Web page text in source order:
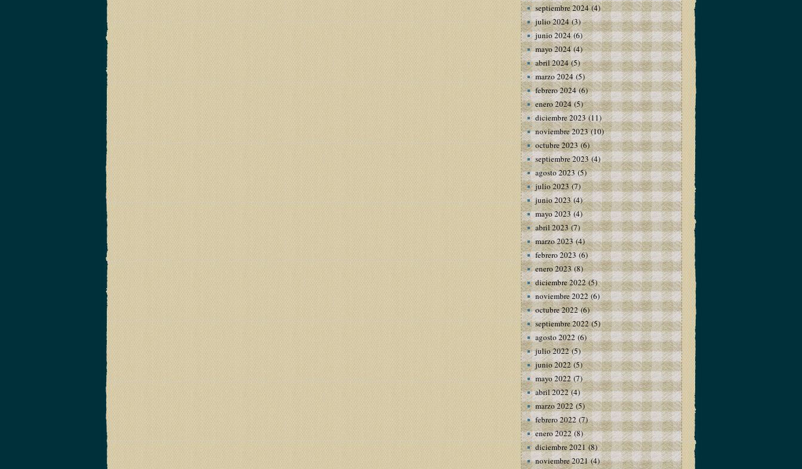
septiembre 2024(4)
julio 2024(3)
junio 2024(6)
mayo 2024(4)
abril 2024(5)
marzo 2024(5)
febrero 2024(6)
enero 2024(5)
diciembre 2023(11)
noviembre 2023(10)
octubre 2023(6)
septiembre 2023(4)
agosto 2023(5)
julio 2023(7)
junio 2023(4)
mayo 2023(4)
abril 2023(7)
marzo 2023(4)
febrero 2023(6)
enero 2023(8)
diciembre 2022(5)
noviembre 2022(6)
octubre 2022(6)
septiembre 2022(5)
agosto 2022 (6)
julio 2022(5)
junio 2022(5)
mayo 2022(7)
abril 2022(4)
marzo 2022(5)
febrero 2022(7)
enero 2022(8)
diciembre 2021(8)
noviembre 2021(4)